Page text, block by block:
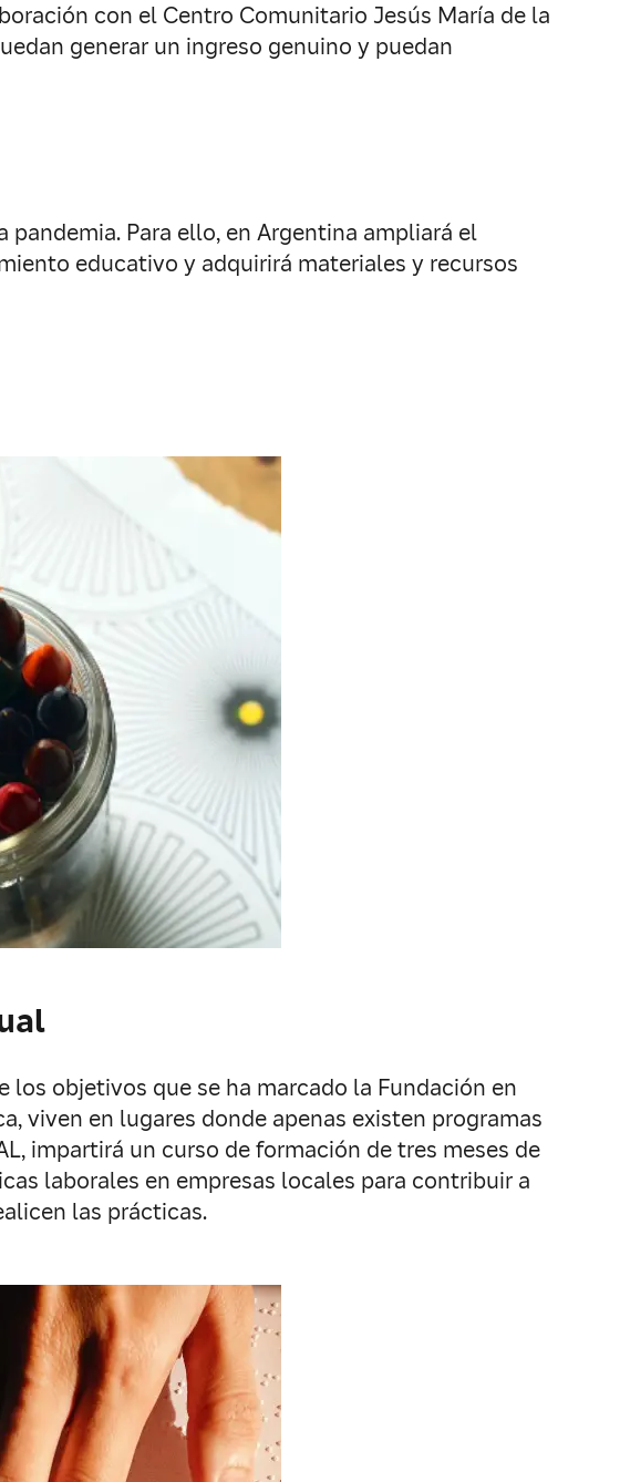
con el Centro Comunitario Jesús María de la
generar un ingreso genuino y puedan
Para ello, en Argentina ampliará el
educativo y adquirirá materiales y recursos
objetivos que se ha marcado la Fundación en
viven en lugares donde apenas existen programas
impartirá un curso de formación de tres meses de
laborales en empresas locales para contribuir a
las prácticas.